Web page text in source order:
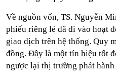
Về nguồn vốn, TS. Nguyễn
phiếu riêng lẻ đã đi vào hoạt
giao dịch trên hệ thống. Quy
đồng. Đây là một tín hiệu tốt
ngược lại thị trường phát hành